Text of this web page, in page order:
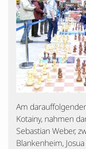
Am
Kotainy, nahmen
Sebastian Weber,
Blankenheim,